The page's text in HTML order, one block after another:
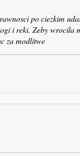
po ciezkim
i reki. Zeby wrocila
za modlitwe